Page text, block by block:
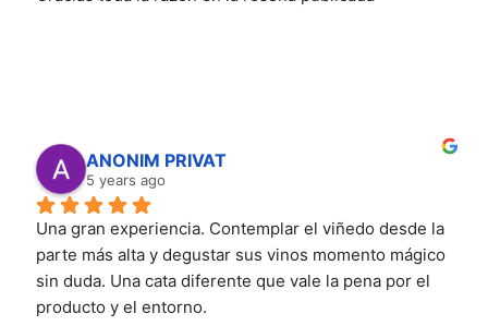
ANONIM PRIVAT
5 years ago
Una gran experiencia. Contemplar el viñedo desde la
parte más alta y degustar sus vinos momento mágico
sin duda. Una cata diferente que vale la pena por el
producto y el entorno.